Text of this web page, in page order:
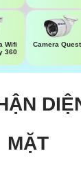
Wifi
360
Camera
MẶT